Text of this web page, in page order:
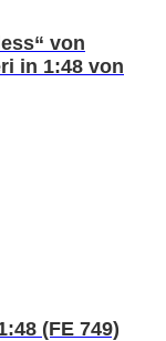
von
in 1:48 von
(FE 749)